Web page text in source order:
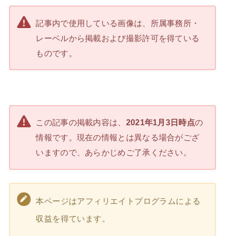
記事内で使用している画像は、所属事務所・
レーベルから掲載および撮影許可を得ている
ものです。
この記事の掲載内容は、 2021年1月3日時点の
情報です。現在の情報とは異なる場合がござ
いますので、あらかじめご了承ください。
本ページはアフィリエイトプログラムによる
収益を得ています。